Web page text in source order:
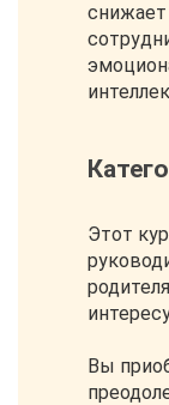
снижает
Этот
Вы